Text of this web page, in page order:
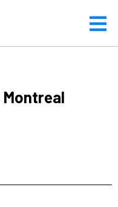
Montreal